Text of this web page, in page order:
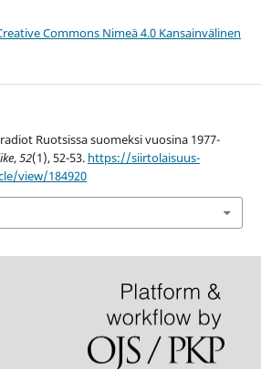
Commons Nimeä 4.0 Kansainvälinen
Ruotsissa suomeksi vuosina 1977-
,52(1), 52-53. https://siirtolaisuus-
view/184920